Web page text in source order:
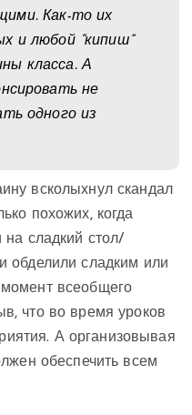
Как-то их
и любой “кипиш”
класса. А
не
одного из
всколыхнул скандал
похожих, когда
на сладкий стол/
обделили сладким или
всеобщего
что во время уроков
А организовывая
обеспечить всем